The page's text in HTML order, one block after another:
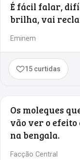
É fácil falar,
brilha, vai
Eminem
15 curtidas
Os moleques
vão ver o
na bengala.
Facção Central